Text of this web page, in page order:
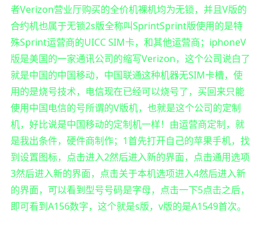
者Verizon营业厅购买的全价机裸机均为无锁，并且V版的
合约机也属于无锁2s版全称叫SprintSprint版使用的是特
殊Sprint运营商的UICC SIM卡，和其他运营商；iphoneV
版是美国的一家通讯公司的缩写Verizon，这个公司说白了
就是中国的中国移动，中国联通这种机器无SIM卡槽，使
用的是烧号技术，电信现在已经可以烧号了，买回来只能
使用中国电信的号所谓的V版机，也就是这个公司的定制
机，好比说是中国移动的定制机一样！由运营商定制，就
是我出条件，硬件商制作；1首先打开自己的苹果手机，找
到设置图标，点击进入2然后进入新的界面，点击通用选项
3然后进入新的界面，点击关于本机选项进入4然后进入新
的界面，可以看到型号号码是字母，点击一下5点击之后，
即可看到A156数字，这个就是s版，v版的是A1549首次。